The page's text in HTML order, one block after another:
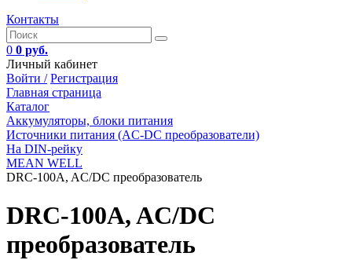
Контакты
0 0 руб.
Личный кабинет
Войти / Регистрация
Главная страница
Каталог
Аккумуляторы, блоки питания
Источники питания (AC-DC преобразователи)
На DIN-рейку
MEAN WELL
DRC-100A, AC/DC преобразователь
DRC-100A, AC/DC
преобразователь